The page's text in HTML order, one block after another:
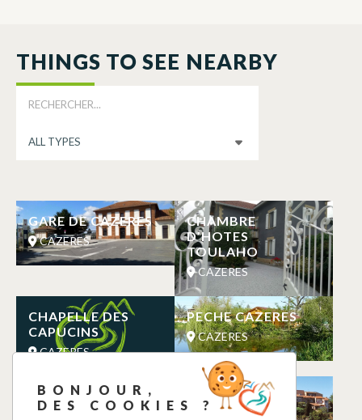
THINGS TO SEE NEARBY
GARE DE CAZERES
CAZERES
CHAMBRE
D’HOTES
TOULAHO
CAZERES
CHAPELLE DES
CAPUCINS
CAZERES
PECHE CAZERES
CAZERES
AIRES DE JEUX
COMMUNE DE
CAZERES
BONJOUR,
DES COOKIES ?